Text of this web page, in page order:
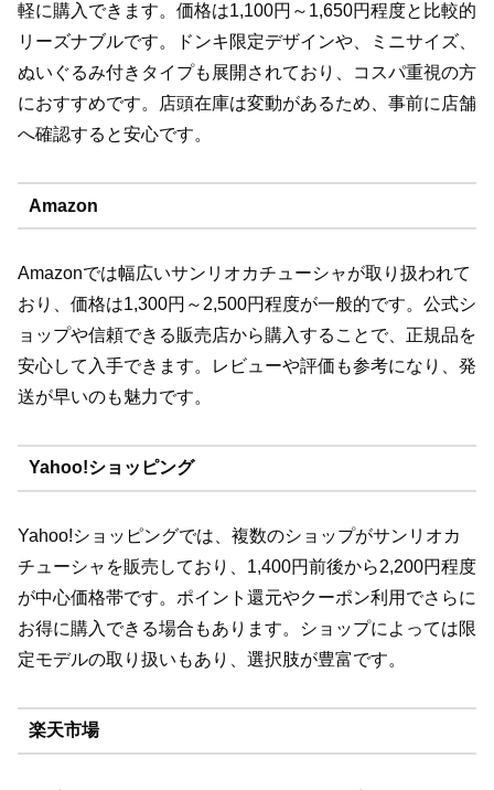
軽に購入できます。価格は1,100円～1,650円程度と比較的
リーズナブルです。ドンキ限定デザインや、ミニサイズ、
ぬいぐるみ付きタイプも展開されており、コスパ重視の方
におすすめです。店頭在庫は変動があるため、事前に店舗
へ確認すると安心です。
Amazon
Amazonでは幅広いサンリオカチューシャが取り扱われて
おり、価格は1,300円～2,500円程度が一般的です。公式シ
ョップや信頼できる販売店から購入することで、正規品を
安心して入手できます。レビューや評価も参考になり、発
送が早いのも魅力です。
Yahoo!ショッピング
Yahoo!ショッピングでは、複数のショップがサンリオカ
チューシャを販売しており、1,400円前後から2,200円程度
が中心価格帯です。ポイント還元やクーポン利用でさらに
お得に購入できる場合もあります。ショップによっては限
定モデルの取り扱いもあり、選択肢が豊富です。
楽天市場